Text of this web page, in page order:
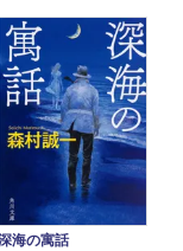
海の寓話